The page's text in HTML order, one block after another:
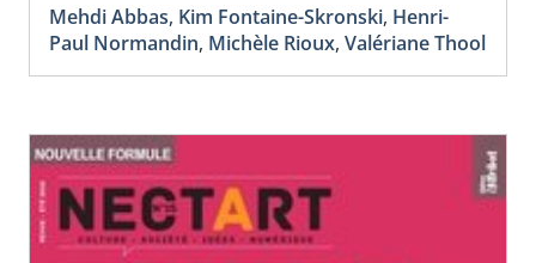
Mehdi Abbas, Kim Fontaine-Skronski, Henri-
Paul Normandin, Michèle Rioux, Valériane Thool